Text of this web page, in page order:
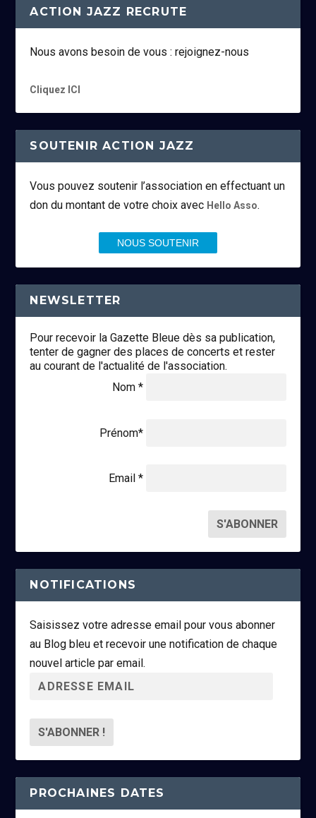
ACTION JAZZ RECRUTE
Nous avons besoin de vous : rejoignez-nous
Cliquez ICI
SOUTENIR ACTION JAZZ
Vous pouvez soutenir l’association en effectuant un
don du montant de votre choix avec Hello Asso.
NOUS SOUTENIR
NEWSLETTER
Pour recevoir la Gazette Bleue dès sa publication,
tenter de gagner des places de concerts et rester
au courant de l'actualité de l'association.
Nom *
Prénom*
Email *
NOTIFICATIONS
Saisissez votre adresse email pour vous abonner
au Blog bleu et recevoir une notification de chaque
nouvel article par email.
r
s
s
e
PROCHAINES DATES